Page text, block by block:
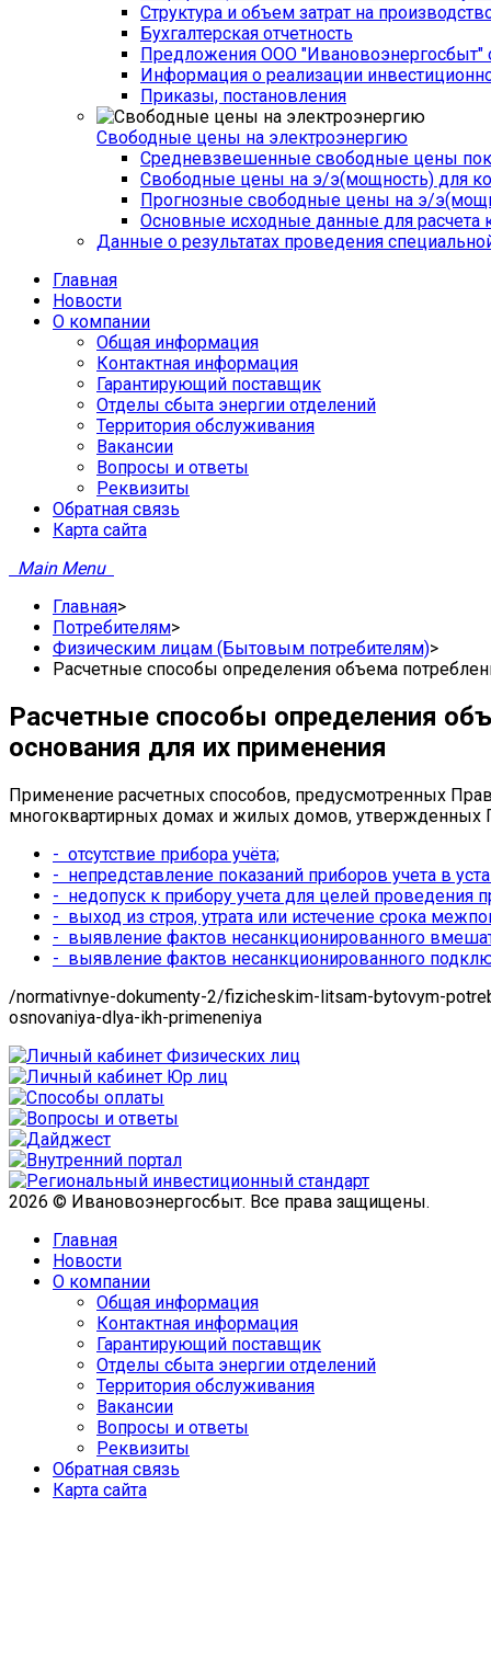
Структура и объем затрат на
Бухгалтерская отчетность
Предложения ООО "Ивановоэнергосбыт"
Информация о реализации
Приказы, постановления
Свободные цены на электроэнергию
Средневзвешенные свободные цены
Свободные цены на э/э(мощность) для
Прогнозные свободные цены на э/
Основные исходные данные для расчета
Данные о результатах проведения
Главная
Новости
О компании
Общая информация
­Контактная информация
Гарантирующий поставщик
Отделы сбыта энергии отделений
Территория обслуживания
Вакансии
Вопросы и ответы
Реквизиты
­Обратная связь
Карта сайта
Main Menu
Главная>
Потребителям>
Физическим лицам (Бытовым потребителям)>
Расчетные способы определения объема
Расчетные способы определения
основания для их применения
Применение расчетных способов, предусмотренных
многоквартирных домах и жилых домов, утвержденных
- отсутствие прибора учёта;
- непредставление показаний приборов учета в
- недопуск к прибору учета для целей проведения
- выход из строя, утрата или истечение срока
- выявление фактов несанкционированного
- выявление фактов несанкционированного
/normativnye-dokumenty-2/fizicheskim-litsam-bytovym-
osnovaniya-dlya-ikh-primeneniya
2026 © Ивановоэнергосбыт. Все права защищены.
Главная
Новости
О компании
Общая информация
­Контактная информация
Гарантирующий поставщик
Отделы сбыта энергии отделений
Территория обслуживания
Вакансии
Вопросы и ответы
Реквизиты
­Обратная связь
Карта сайта